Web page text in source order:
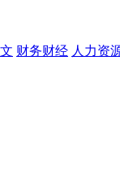
财务财经 人力资